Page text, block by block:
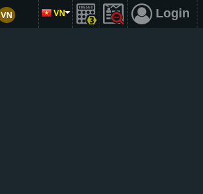
VN VN Login